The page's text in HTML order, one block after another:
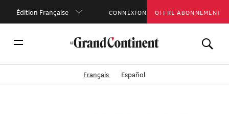
Édition Française CONNEXION OFFRE ABONNEMENT
Français Español